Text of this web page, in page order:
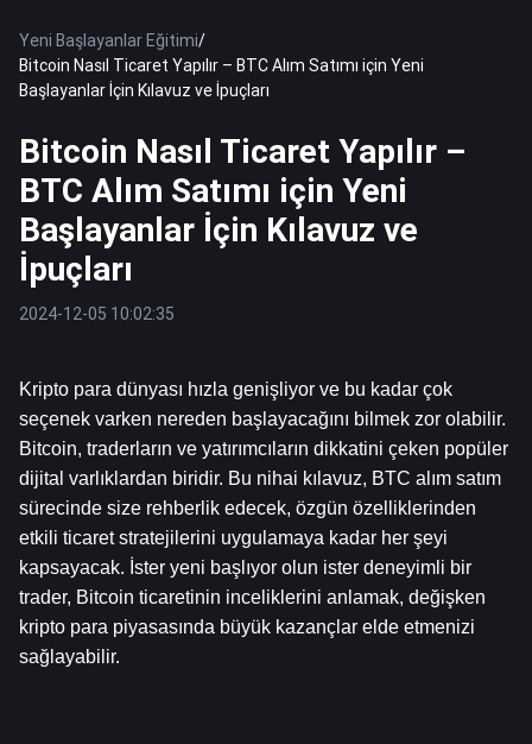
Yeni Başlayanlar Eğitimi/
Bitcoin Nasıl Ticaret Yapılır – BTC Alım Satımı için Yeni
Başlayanlar İçin Kılavuz ve İpuçları
Bitcoin Nasıl Ticaret Yapılır –
BTC Alım Satımı için Yeni
Başlayanlar İçin Kılavuz ve
İpuçları
2024-12-05 10:02:35
Kripto para dünyası hızla genişliyor ve bu kadar çok
seçenek varken nereden başlayacağını bilmek zor olabilir.
Bitcoin, traderların ve yatırımcıların dikkatini çeken popüler
dijital varlıklardan biridir. Bu nihai kılavuz, BTC alım satım
sürecinde size rehberlik edecek, özgün özelliklerinden
etkili ticaret stratejilerini uygulamaya kadar her şeyi
kapsayacak. İster yeni başlıyor olun ister deneyimli bir
trader, Bitcoin ticaretinin inceliklerini anlamak, değişken
kripto para piyasasında büyük kazançlar elde etmenizi
sağlayabilir.